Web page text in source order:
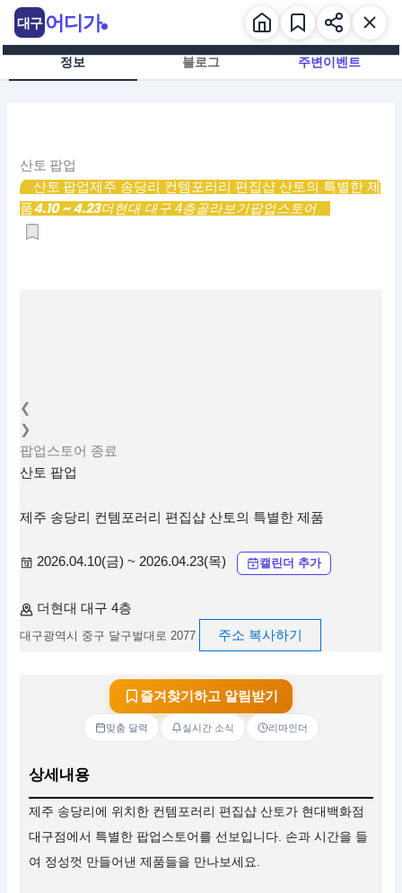
츠
정보 블로그 주변이벤트
산토 팝업
산토 팝업제주 송당리 컨템포러리 편집샵 산토의 특별한 제
품4.10 ~ 4.23더현대 대구 4층골라보기팝업스토어
❮
❯
팝업스토어 종료
산토 팝업
제주 송당리 컨템포러리 편집샵 산토의 특별한 제품
2026.04.10(금) ~ 2026.04.23(목) 캘린더 추가
더현대 대구 4층
대구광역시 중구 달구벌대로 2077 주소 복사하기
즐겨찾기하고 알림받기
맞춤 달력 실시간 소식 리마인더
상세내용
제주 송당리에 위치한 컨템포러리 편집샵 산토가 현대백화점
대구점에서 특별한 팝업스토어를 선보입니다. 손과 시간을 들
여 정성껏 만들어낸 제품들을 만나보세요.
대구 어디가